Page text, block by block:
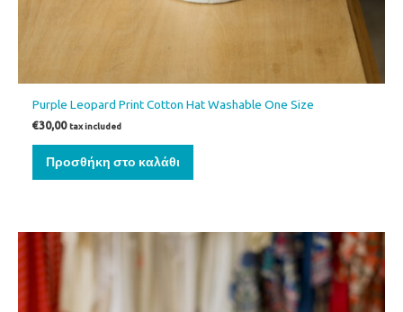
Purple Leopard Print Cotton Hat Washable One Size
€30,00 tax included
Προσθήκη στο καλάθι